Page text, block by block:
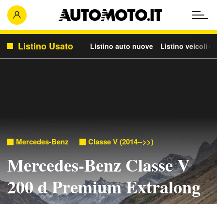
Listino Usato Listino auto nuove Listino veicoli
Mercedes-Benz Classe V (2014-->>)
Mercedes-Benz Classe V
200 d Premium Extralong